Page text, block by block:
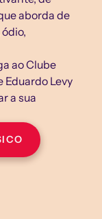
aborda de
ao Clube
Eduardo Levy
a sua